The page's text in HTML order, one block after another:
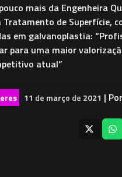
mais da Engenheira
Tratamento de Superfície,
em galvanoplastia:
para uma maior
atual”
11 de março de 2021 |